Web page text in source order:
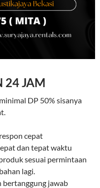
24 JAM
DP 50% sisanya
cepat
dan tepat waktu
sesuai permintaan
lagi.
bertanggung jawab